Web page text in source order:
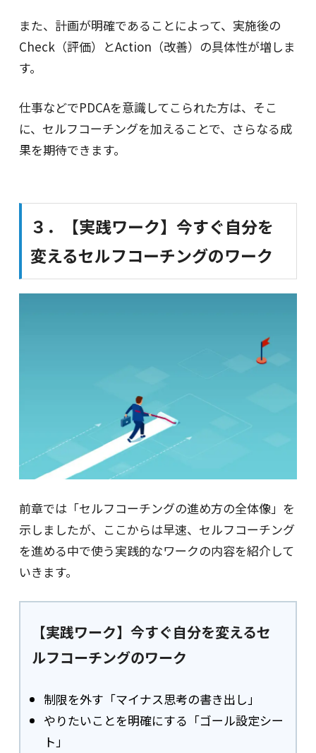
また、計画が明確であることによって、実施後の
Check（評価）とAction（改善）の具体性が増しま
す。
仕事などでPDCAを意識してこられた方は、そこ
に、セルフコーチングを加えることで、さらなる成
果を期待できます。
３．【実践ワーク】今すぐ自分を
変えるセルフコーチングのワーク
前章では「セルフコーチングの進め方の全体像」を
示しましたが、ここからは早速、セルフコーチング
を進める中で使う実践的なワークの内容を紹介して
いきます。
【実践ワーク】今すぐ自分を変えるセ
ルフコーチングのワーク
制限を外す「マイナス思考の書き出し」
やりたいことを明確にする「ゴール設定シー
ト」